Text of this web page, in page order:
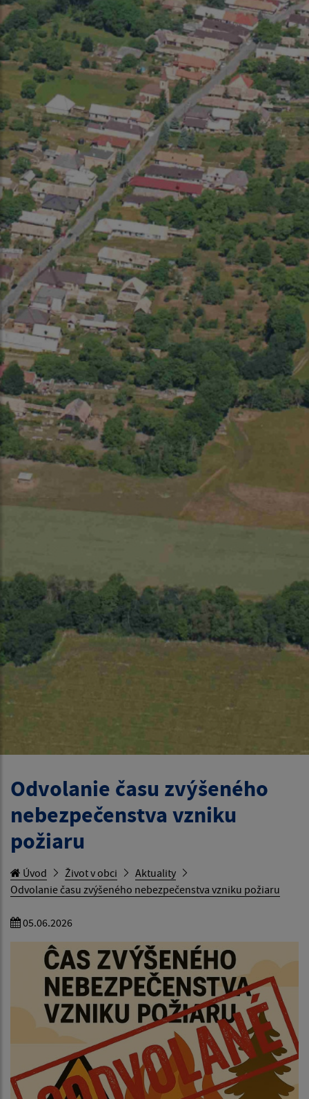
Odvolanie času zvýšeného
nebezpečenstva vzniku
požiaru
Úvod Život v obci
Aktuality
Odvolanie času zvýšeného nebezpečenstva vzniku požiaru
05.06.2026